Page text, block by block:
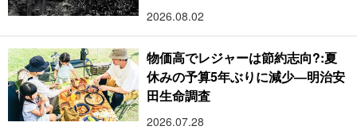
2026.08.02
物価高でレジャーは節約志向?:夏
休みの予算5年ぶりに減少―明治安
田生命調査
2026.07.28